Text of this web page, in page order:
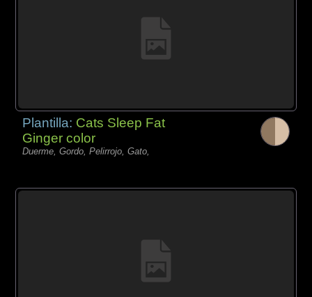
Plantilla: Cats Sleep Fat
Ginger color
Duerme, Gordo, Pelirrojo, Gato,